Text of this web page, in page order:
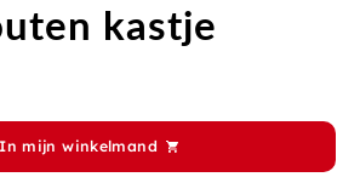
kastje
In mijn winkelmand